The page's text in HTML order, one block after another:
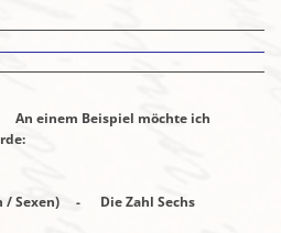
An einem Beispiel möchte ich
- Die Zahl Sechs